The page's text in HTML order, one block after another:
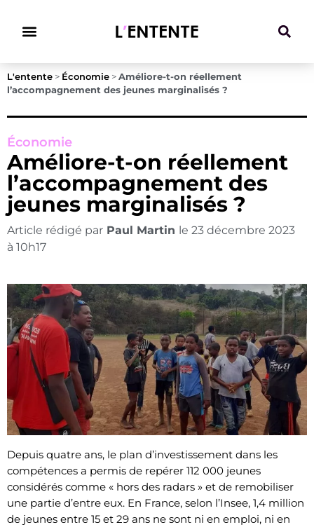
L'entente > Économie > Améliore-t-on réellement
l’accompagnement des jeunes marginalisés ?
Économie
Améliore-t-on réellement
l’accompagnement des
jeunes marginalisés ?
Article rédigé par Paul Martin le 23 décembre 2023
à 10h17
Depuis quatre ans, le plan d’investissement dans les
compétences a permis de repérer 112 000 jeunes
considérés comme « hors des radars » et de remobiliser
une partie d’entre eux. En France, selon l’Insee, 1,4 million
de jeunes entre 15 et 29 ans ne sont ni en emploi, ni en